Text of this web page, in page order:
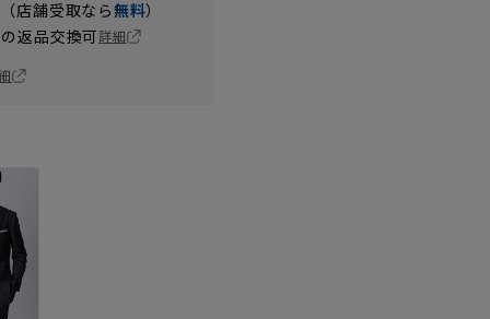
店舗受取なら無料）
返品交換可詳細